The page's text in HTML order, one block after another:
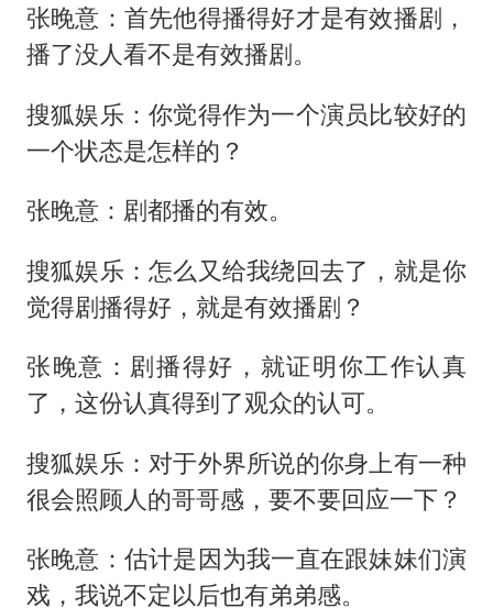
张晚意：首先他得播得好才是有效播剧，
播了没人看不是有效播剧。
搜狐娱乐：你觉得作为一个演员比较好的
一个状态是怎样的？
张晚意：剧都播的有效。
搜狐娱乐：怎么又给我绕回去了，就是你
觉得剧播得好，就是有效播剧？
张晚意：剧播得好，就证明你工作认真
了，这份认真得到了观众的认可。
搜狐娱乐：对于外界所说的你身上有一种
很会照顾人的哥哥感，要不要回应一下？
张晚意：估计是因为我一直在跟妹妹们演
戏，我说不定以后也有弟弟感。